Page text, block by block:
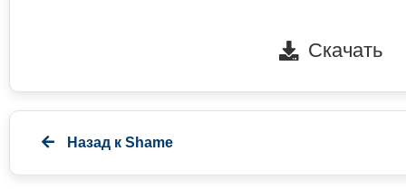
Скачать
Назад к Shame